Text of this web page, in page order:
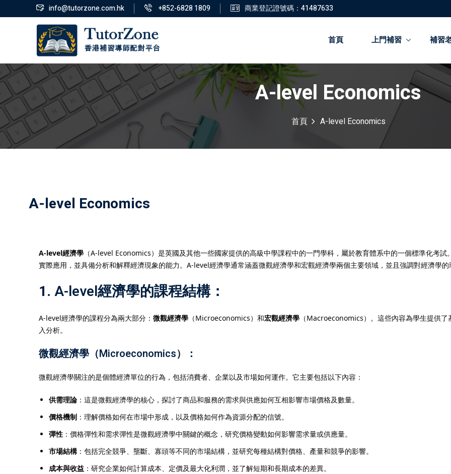
info@tutorzone.com.hk +852-6828 1809 商業登記證號碼：41487633
首頁 上門補習 補習
A-level Economics
首頁 A-level Economics
A-level Economics
A-level經濟學 （A-level Economics）是英國及其他一些國家提供的高級中學課程中的一門學科，屬於教育體系中的一個標準化考
實際應用，並具備分析和解釋經濟現象的能力。A-level經濟學通常涵蓋微觀經濟學和宏觀經濟學兩個主要領域，並且強調對經濟學
1. A-level經濟學的課程結構：
A-level經濟學的課程分為兩大部分： 微觀經濟學 （Microeconomics）和宏觀經濟學 （Macroeconomics）。這些內容為學生提供
入分析。
微觀經濟學（Microeconomics） ：
微觀經濟學關注的是個體經濟單位的行為，包括消費者、企業以及市場如何運作。它主要包括以下內容：
供需理論 ：這是微觀經濟學的核心，探討了商品和服務的需求與供應如何互相影響市場價格及數量。
價格機制 ：理解價格如何在市場中形成，以及價格如何作為資源分配的信號。
彈性 ：價格彈性和需求彈性是微觀經濟學中關鍵的概念，研究價格變動如何影響需求量或供應量。
市場結構：包括完全競爭、壟斷、寡頭等不同的市場結構，並研究每種結構對價格、產量和競爭的影響。
成本與收益 ：研究企業如何計算成本、定價及最大化利潤，並了解短期和長期成本的差異。
登錄 註冊
登錄
您還沒有帳號?註冊
記住 我 忘記密碼?